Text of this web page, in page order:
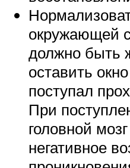
окружающей
должно быть
оставить
поступал
При
головной
негативное